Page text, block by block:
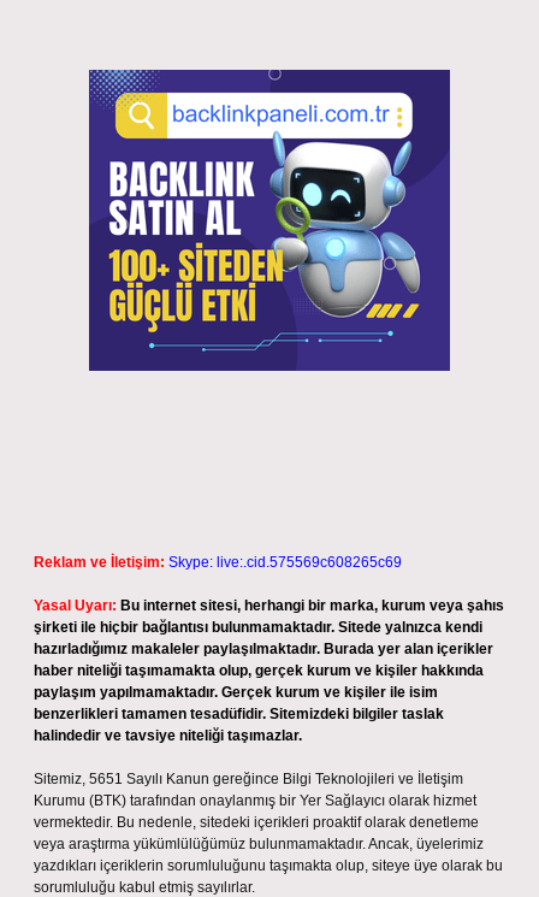
Reklam ve İletişim: Skype: live:.cid.575569c608265c69
Yasal Uyarı: Bu internet sitesi, herhangi bir marka, kurum veya şahıs
şirketi ile hiçbir bağlantısı bulunmamaktadır. Sitede yalnızca kendi
hazırladığımız makaleler paylaşılmaktadır. Burada yer alan içerikler
haber niteliği taşımamakta olup, gerçek kurum ve kişiler hakkında
paylaşım yapılmamaktadır. Gerçek kurum ve kişiler ile isim
benzerlikleri tamamen tesadüfidir. Sitemizdeki bilgiler taslak
halindedir ve tavsiye niteliği taşımazlar.
Sitemiz, 5651 Sayılı Kanun gereğince Bilgi Teknolojileri ve İletişim
Kurumu (BTK) tarafından onaylanmış bir Yer Sağlayıcı olarak hizmet
vermektedir. Bu nedenle, sitedeki içerikleri proaktif olarak denetleme
veya araştırma yükümlülüğümüz bulunmamaktadır. Ancak, üyelerimiz
yazdıkları içeriklerin sorumluluğunu taşımakta olup, siteye üye olarak bu
sorumluluğu kabul etmiş sayılırlar.